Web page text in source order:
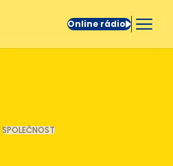
Online rádio
SPOLEČNOST